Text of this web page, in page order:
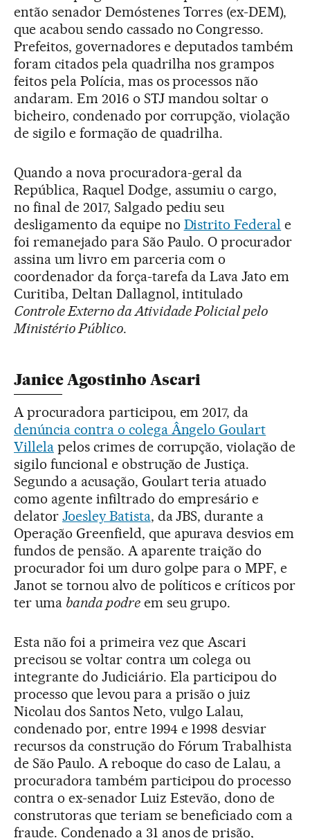
então senador Demóstenes Torres (ex-DEM),
que acabou sendo cassado no Congresso.
Prefeitos, governadores e deputados também
foram citados pela quadrilha nos grampos
feitos pela Polícia, mas os processos não
andaram. Em 2016 o STJ mandou soltar o
bicheiro, condenado por corrupção, violação
de sigilo e formação de quadrilha.
Quando a nova procuradora-geral da
República, Raquel Dodge, assumiu o cargo,
no final de 2017, Salgado pediu seu
desligamento da equipe no Distrito Federal e
foi remanejado para São Paulo. O procurador
assina um livro em parceria com o
coordenador da força-tarefa da Lava Jato em
Curitiba, Deltan Dallagnol, intitulado
Controle Externo da Atividade Policial pelo
Ministério Público.
Janice Agostinho Ascari
A procuradora participou, em 2017, da
denúncia contra o colega Ângelo Goulart
Villelapelos crimes de corrupção, violação de
sigilo funcional e obstrução de Justiça.
Segundo a acusação, Goulart teria atuado
como agente infiltrado do empresário e
delator Joesley Batista, da JBS, durante a
Operação Greenfield, que apurava desvios em
fundos de pensão. A aparente traição do
procurador foi um duro golpe para o MPF, e
Janot se tornou alvo de políticos e críticos por
ter uma banda podreem seu grupo.
Esta não foi a primeira vez que Ascari
precisou se voltar contra um colega ou
integrante do Judiciário. Ela participou do
processo que levou para a prisão o juiz
Nicolau dos Santos Neto, vulgo Lalau,
condenado por, entre 1994 e 1998 desviar
recursos da construção do Fórum Trabalhista
de São Paulo. A reboque do caso de Lalau, a
procuradora também participou do processo
contra o ex-senador Luiz Estevão, dono de
construtoras que teriam se beneficiado com a
fraude. Condenado a 31 anos de prisão,